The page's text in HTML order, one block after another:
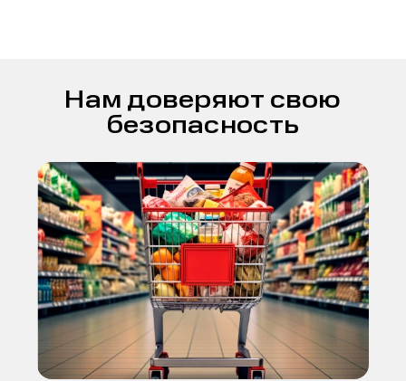
Нам доверяют свою
безопасность